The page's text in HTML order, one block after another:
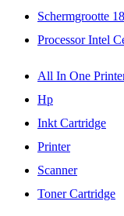
Schermgrootte
Processor Intel
All In One
Hp
Inkt Cartridge
Printer
Scanner
Toner Cartridge